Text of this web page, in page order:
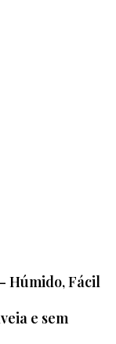
Húmido, Fácil
e sem